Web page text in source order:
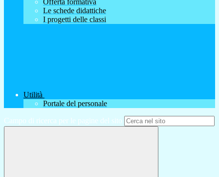
Offerta formativa
Le schede didattiche
I progetti delle classi
Utilità
Portale del personale
Campo di ricerca per le pagine del sito